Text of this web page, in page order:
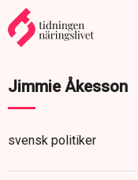
Jimmie Åkesson
svensk politiker